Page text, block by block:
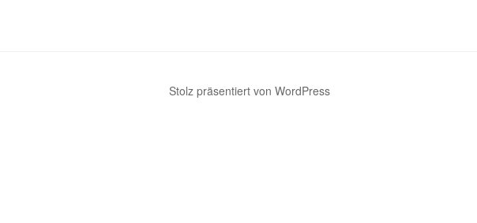
Stolz präsentiert von WordPress